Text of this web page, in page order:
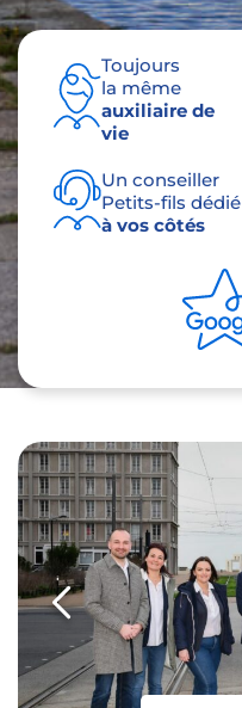
Toujours
la même
auxiliaire de
vie
Un conseiller
Petits-fils dédié
à vos côtés